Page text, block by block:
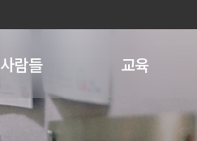
사람들 교육